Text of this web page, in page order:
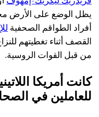
يظل الوضع على الأرض
أفراد الطواقم الصحفية
القصف أثناء تغطيتهم
من قبل القوات الروسية.
كانت أمريكا
للعاملين في